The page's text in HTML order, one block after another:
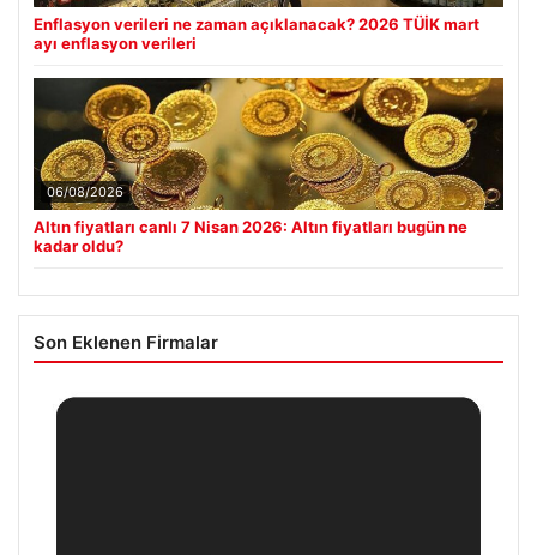
Enflasyon verileri ne zaman açıklanacak? 2026 TÜİK mart
ayı enflasyon verileri
06/08/2026
Altın fiyatları canlı 7 Nisan 2026: Altın fiyatları bugün ne
kadar oldu?
Son Eklenen Firmalar